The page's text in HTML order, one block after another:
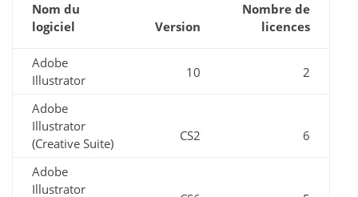
Nom du
logiciel
Version
Nombre de
licences
Adobe
Illustrator
10 2
Adobe
Illustrator
(Creative Suite)
CS2 6
Adobe
Illustrator